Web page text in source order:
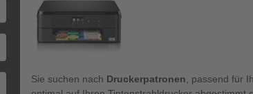
Sie suchen nach Druckerpatronen , passend für